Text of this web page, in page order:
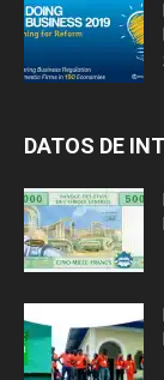
DATOS DE